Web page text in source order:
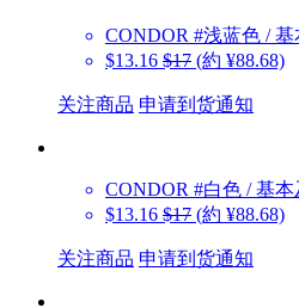
CONDOR #浅蓝色 / 基
$13.16 $17 (約 ¥88.68)
关注商品 申请到货通知
CONDOR #白色 / 基本
$13.16 $17 (約 ¥88.68)
关注商品 申请到货通知